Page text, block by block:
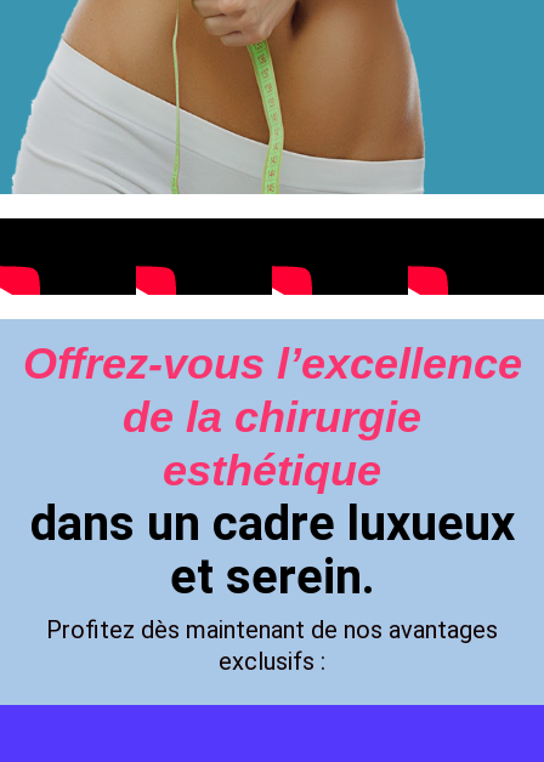
Offrez-vous l’excellence
de la chirurgie
esthétique
dans un cadre luxueux
et serein.
Profitez dès maintenant de nos avantages
exclusifs :